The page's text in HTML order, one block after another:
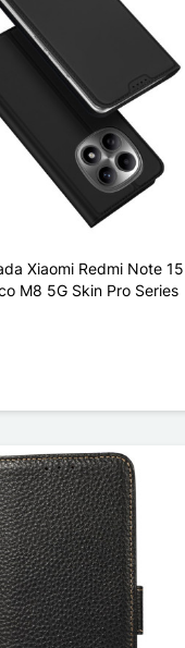
Xiaomi Redmi Note 15
M8 5G Skin Pro Series